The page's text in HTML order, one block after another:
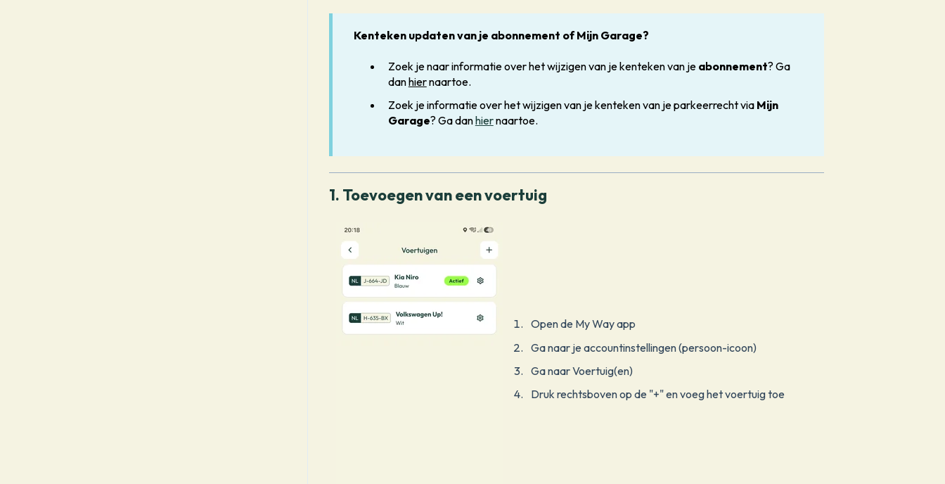
Kenteken updaten van je abonnement of Mijn Garage?
Zoek je naar informatie over het wijzigen van je kenteken van je abonnement? Ga
danhiernaartoe.
Zoek je informatie over het wijzigen van je kenteken van je parkeerrecht via Mijn
Garage? Ga danhiernaartoe.
1. Toevoegen van een voertuig
Open de My Way app
Ga naar je accountinstellingen (persoon-icoon)
Ga naar Voertuig(en)
Druk rechtsboven op de "+" en voeg het voertuig toe